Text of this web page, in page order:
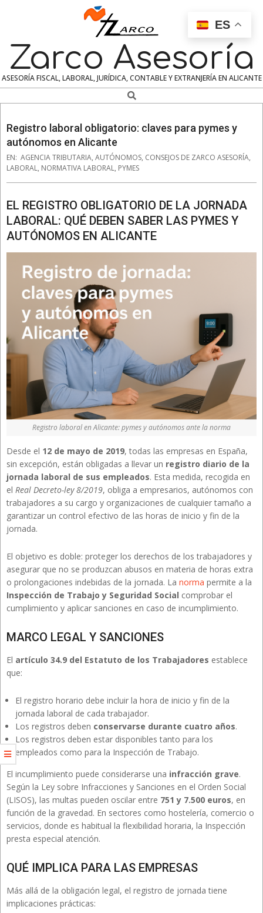
Zarco Asesoría
ASESORÍA FISCAL, LABORAL, JURÍDICA, CONTABLE Y EXTRANJERÍA EN ALICANTE
Search
Menu
Registro laboral obligatorio: claves para pymes y
autónomos en Alicante
EN: AGENCIA TRIBUTARIA, AUTÓNOMOS, CONSEJOS DE ZARCO ASESORÍA,
LABORAL, NORMATIVA LABORAL, PYMES
EL REGISTRO OBLIGATORIO DE LA JORNADA
LABORAL: QUÉ DEBEN SABER LAS PYMES Y
AUTÓNOMOS EN ALICANTE
Registro laboral en Alicante: pymes y autónomos ante la norma
Desde el 12 de mayo de 2019, todas las empresas en España,
sin excepción, están obligadas a llevar un registro diario de la
jornada laboral de sus empleados. Esta medida, recogida en
el Real Decreto-ley 8/2019, obliga a empresarios, autónomos con
trabajadores a su cargo y organizaciones de cualquier tamaño a
garantizar un control efectivo de las horas de inicio y fin de la
jornada.
El objetivo es doble: proteger los derechos de los trabajadores y
asegurar que no se produzcan abusos en materia de horas extra
o prolongaciones indebidas de la jornada. La norma permite a la
Inspección de Trabajo y Seguridad Social comprobar el
cumplimiento y aplicar sanciones en caso de incumplimiento.
MARCO LEGAL Y SANCIONES
El artículo 34.9 del Estatuto de los Trabajadores establece
que:
El registro horario debe incluir la hora de inicio y fin de la
jornada laboral de cada trabajador.
Los registros deben conservarse durante cuatro años.
Los registros deben estar disponibles tanto para los
empleados como para la Inspección de Trabajo.
El incumplimiento puede considerarse una infracción grave.
Según la Ley sobre Infracciones y Sanciones en el Orden Social
(LISOS), las multas pueden oscilar entre 751 y 7.500 euros, en
función de la gravedad. En sectores como hostelería, comercio o
servicios, donde es habitual la flexibilidad horaria, la Inspección
presta especial atención.
QUÉ IMPLICA PARA LAS EMPRESAS
Más allá de la obligación legal, el registro de jornada tiene
implicaciones prácticas:
ES